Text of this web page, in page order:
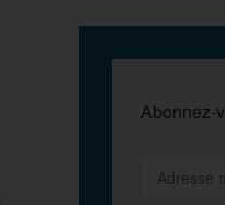
Abonnez-